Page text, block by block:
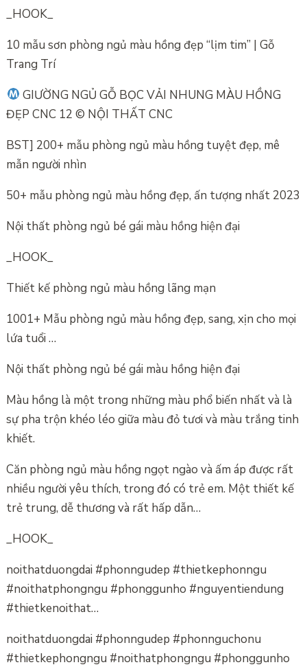
_HOOK_
10 mẫu sơn phòng ngủ màu hồng đẹp “lịm tim” | Gỗ
Trang Trí
GIƯỜNG NGỦ GỖ BỌC VẢI NHUNG MÀU HỒNG
ĐẸP CNC 12 © NỘI THẤT CNC
BST] 200+ mẫu phòng ngủ màu hồng tuyệt đẹp, mê
mẫn người nhìn
50+ mẫu phòng ngủ màu hồng đẹp, ấn tượng nhất 2023
Nội thất phòng ngủ bé gái màu hồng hiện đại
_HOOK_
Thiết kế phòng ngủ màu hồng lãng mạn
1001+ Mẫu phòng ngủ màu hồng đẹp, sang, xịn cho mọi
lứa tuổi …
Nội thất phòng ngủ bé gái màu hồng hiện đại
Màu hồng là một trong những màu phổ biến nhất và là
sự pha trộn khéo léo giữa màu đỏ tươi và màu trắng tinh
khiết.
Căn phòng ngủ màu hồng ngọt ngào và ấm áp được rất
nhiều người yêu thích, trong đó có trẻ em. Một thiết kế
trẻ trung, dễ thương và rất hấp dẫn…
_HOOK_
noithatduongdai #phonngudep #thietkephonngu
#noithatphongngu #phonggunho #nguyentiendung
#thietkenoithat…
noithatduongdai #phonngudep #phonnguchonu
#thietkephongngu #noithatphongngu #phonggunho